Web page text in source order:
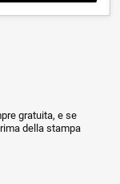
gratuita, e se
della stampa